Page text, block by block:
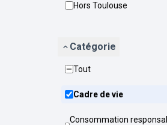
Hors Toulouse
Catégorie
Tout
Cadre de vie
Consommation responsable